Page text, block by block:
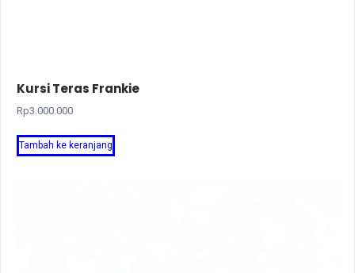
Kursi Teras Frankie
Rp3.000.000
Tambah ke keranjang